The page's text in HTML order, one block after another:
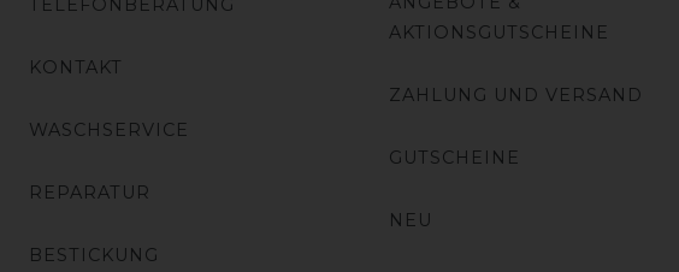
TELEFONBERATUNG
KONTAKT
WASCHSERVICE
REPARATUR
BESTICKUNG
AKTIONSGUTSCHEINE
ZAHLUNG UND VERSAND
GUTSCHEINE
NEU